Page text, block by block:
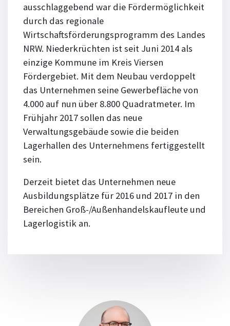
ausschlaggebend war die Fördermöglichkeit
durch das regionale
Wirtschaftsförderungsprogramm des Landes
NRW. Niederkrüchten ist seit Juni 2014 als
einzige Kommune im Kreis Viersen
Fördergebiet. Mit dem Neubau verdoppelt
das Unternehmen seine Gewerbefläche von
4.000 auf nun über 8.800 Quadratmeter. Im
Frühjahr 2017 sollen das neue
Verwaltungsgebäude sowie die beiden
Lagerhallen des Unternehmens fertiggestellt
sein.
Derzeit bietet das Unternehmen neue
Ausbildungsplätze für 2016 und 2017 in den
Bereichen Groß-/Außenhandelskaufleute und
Lagerlogistik an.